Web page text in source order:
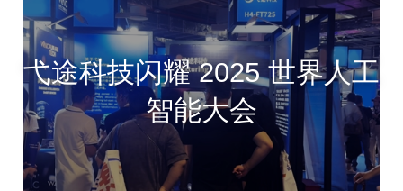
弋途科技闪耀 2025 世界人工
智能大会